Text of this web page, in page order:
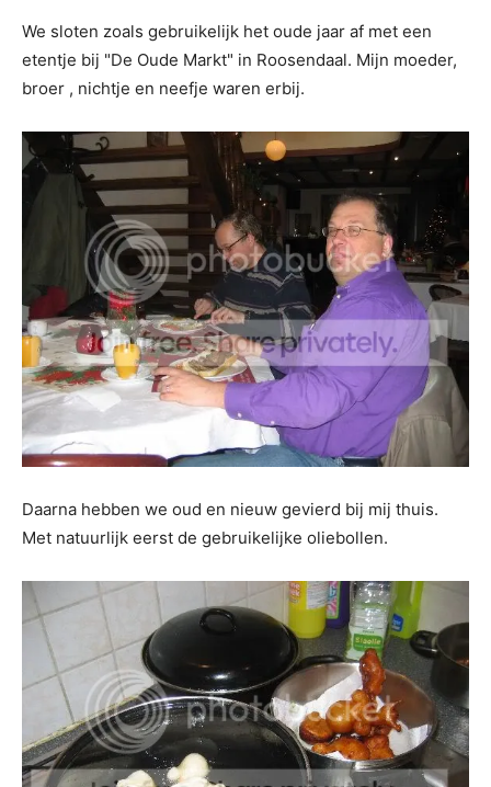
We sloten zoals gebruikelijk het oude jaar af met een
etentje bij "De Oude Markt" in Roosendaal. Mijn moeder,
broer , nichtje en neefje waren erbij.
Daarna hebben we oud en nieuw gevierd bij mij thuis.
Met natuurlijk eerst de gebruikelijke oliebollen.